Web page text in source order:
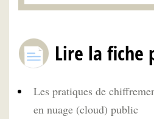
Lire la fiche
Les pratiques de
en nuage (cloud) public